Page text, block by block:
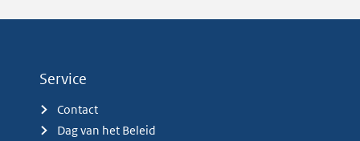
Service
Contact
Dag van het Beleid